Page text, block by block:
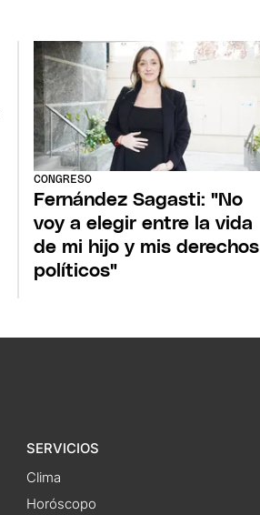
CONGRESO
Fernández Sagasti: "No
voy a elegir entre la vida
de mi hijo y mis derechos
políticos"
SERVICIOS
Clima
Horóscopo